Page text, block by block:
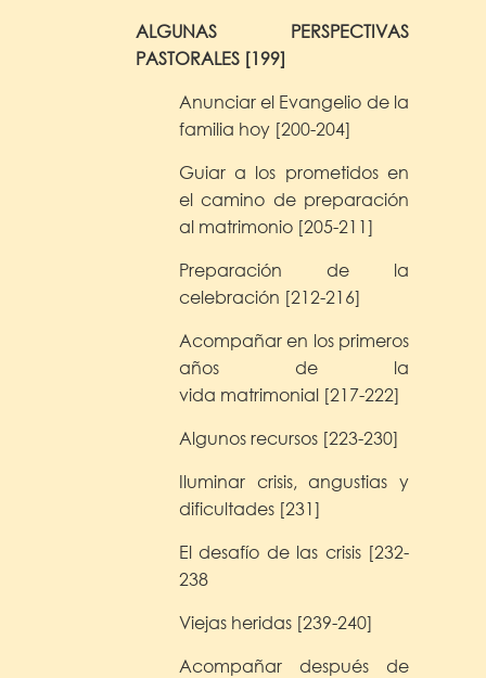
ALGUNAS PERSPECTIVAS
PASTORALES [199]
Anunciar el Evangelio de la
familia hoy [200-204]
Guiar a los prometidos en
el camino de preparación
al matrimonio [205-211]
Preparación de la
celebración [212-216]
Acompañar en los primeros
años de la
vida matrimonial [217-222]
Algunos recursos [223-230]
Iluminar crisis, angustias y
dificultades [231]
El desafío de las crisis [232-
238
Viejas heridas [239-240]
Acompañar después de